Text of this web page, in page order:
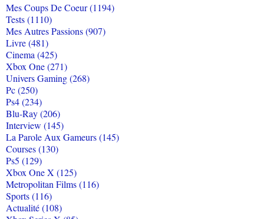
Mes Coups De Coeur (1194)
Tests (1110)
Mes Autres Passions (907)
Livre (481)
Cinema (425)
Xbox One (271)
Univers Gaming (268)
Pc (250)
Ps4 (234)
Blu-Ray (206)
Interview (145)
La Parole Aux Gameurs (145)
Courses (130)
Ps5 (129)
Xbox One X (125)
Metropolitan Films (116)
Sports (116)
Actualité (108)